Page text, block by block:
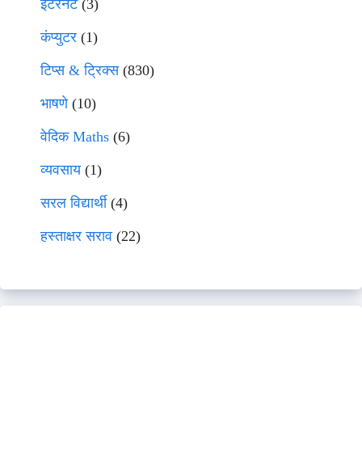
इंटरनेट(3)
कंप्युटर (1)
टिप्स & ट्रिक्स(830)
भाषणे(10)
वेदिक Maths (6)
व्यवसाय(1)
सरल विद्यार्थी(4)
हस्ताक्षर सराव (22)